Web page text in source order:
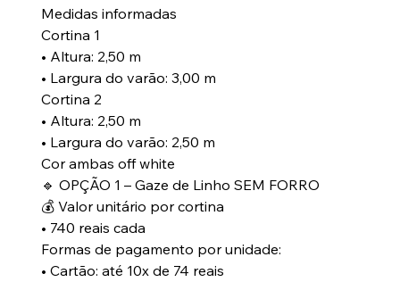
Medidas informadas
Cortina 1
• Altura: 2,50 m
• Largura do varão: 3,00 m
Cortina 2
• Altura: 2,50 m
• Largura do varão: 2,50 m
Cor ambas off white
🔹 OPÇÃO 1 – Gaze de Linho SEM FORRO
💰 Valor unitário por cortina
• 740 reais cada
Formas de pagamento por unidade:
• Cartão: até 10x de 74 reais